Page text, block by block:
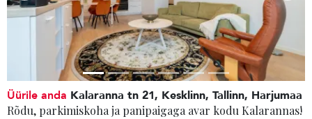
Üürile anda Kalaranna tn 21, Kesklinn, Tallinn, Harjumaa
Rõdu, parkimiskoha ja panipaigaga avar kodu Kalarannas!